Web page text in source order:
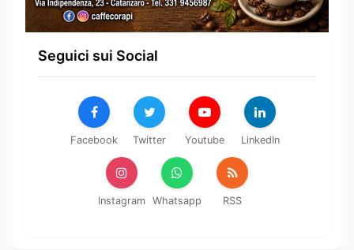
Seguici sui Social
Facebook Twitter Youtube LinkedIn
Instagram Whatsapp RSS